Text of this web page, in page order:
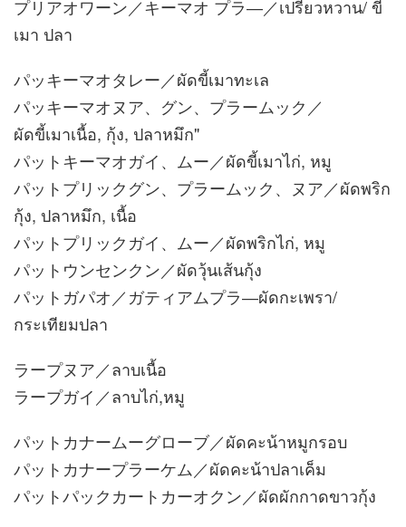
プリアオワーン／キーマオ プラ―／เปรี้ยวหวาน/ ขี้
เมา ปลา
パッキーマオタレー／ผัดขี้เมาทะเล
パッキーマオヌア、グン、プラームック／
ผัดขี้เมาเนื้อ, กุ้ง, ปลาหมึก"
パットキーマオガイ、ムー／ผัดขี้เมาไก่, หมู
パットプリックグン、プラームック、ヌア／ผัดพริก
กุ้ง, ปลาหมึก, เนื้อ
パットプリックガイ、ムー／ผัดพริกไก่, หมู
パットウンセンクン／ผัดวุ้นเส้นกุ้ง
パットガパオ／ガティアムプラ―ผัดกะเพรา/
กระเทียมปลา
ラープヌア／ลาบเนื้อ
ラープガイ／ลาบไก่,หมู
パットカナームーグローブ／ผัดคะน้าหมูกรอบ
パットカナープラーケム／ผัดคะน้าปลาเค็ม
パットパックカートカーオクン／ผัดผักกาดขาวกุ้ง